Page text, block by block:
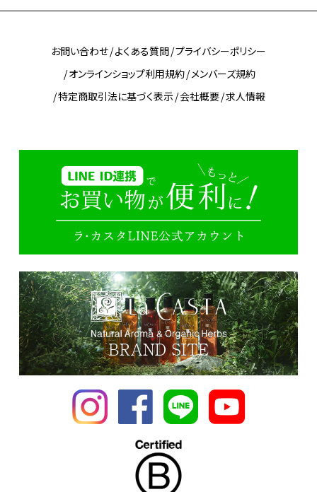
お問い合わせ よくある質問 プライバシーポリシー
オンラインショップ利用規約 メンバーズ規約
特定商取引法に基づく表示 会社概要 求人情報